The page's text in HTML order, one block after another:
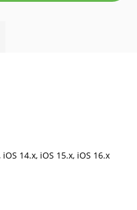
14.x, iOS 15.x, iOS 16.x